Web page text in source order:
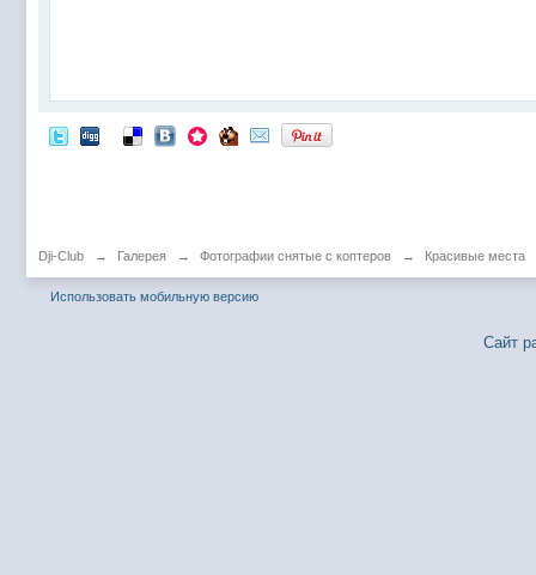
Dji-Club → Галерея → Фотографии снятые с коптеров → Красивые места
Использовать мобильную версию
Сайт